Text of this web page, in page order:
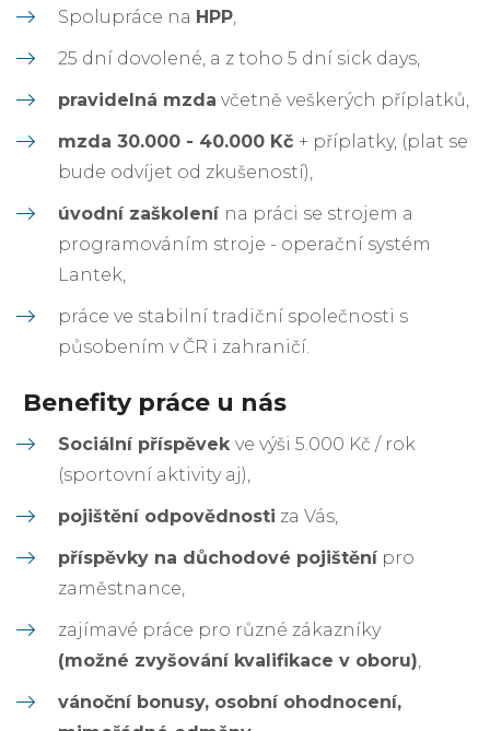
Spolupráce na HPP,
25 dní dovolené, a z toho 5 dní sick days,
pravidelná mzda včetně veškerých příplatků,
mzda 30.000 - 40.000 Kč + příplatky, (plat se
bude odvíjet od zkušeností),
úvodní zaškolení na práci se strojem a
programováním stroje - operační systém
Lantek,
práce ve stabilní tradiční společnosti s
působením v ČR i zahraničí.
Benefity práce u nás
Sociální příspěvek ve výši 5.000 Kč / rok
(sportovní aktivity aj),
pojištění odpovědnosti za Vás,
příspěvky na důchodové pojištěnípro
zaměstnance,
zajímavé práce pro různé zákazníky
(možné zvyšování kvalifikace v oboru),
vánoční bonusy, osobní ohodnocení,